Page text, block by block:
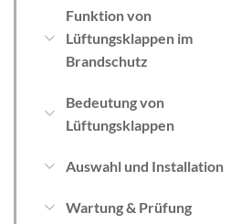
Funktion von
Lüftungsklappen im
Brandschutz
Bedeutung von
Lüftungsklappen
Auswahl und Installation
Wartung & Prüfung